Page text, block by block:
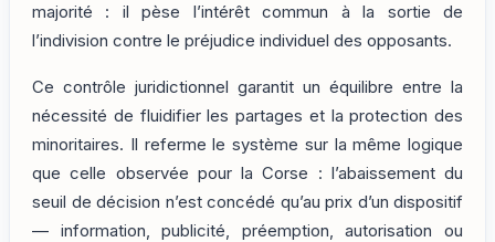
majorité : il pèse l’intérêt commun à la sortie de
l’indivision contre le préjudice individuel des opposants.
Ce contrôle juridictionnel garantit un équilibre entre la
nécessité de fluidifier les partages et la protection des
minoritaires. Il referme le système sur la même logique
que celle observée pour la Corse : l’abaissement du
seuil de décision n’est concédé qu’au prix d’un dispositif
— information, publicité, préemption, autorisation ou